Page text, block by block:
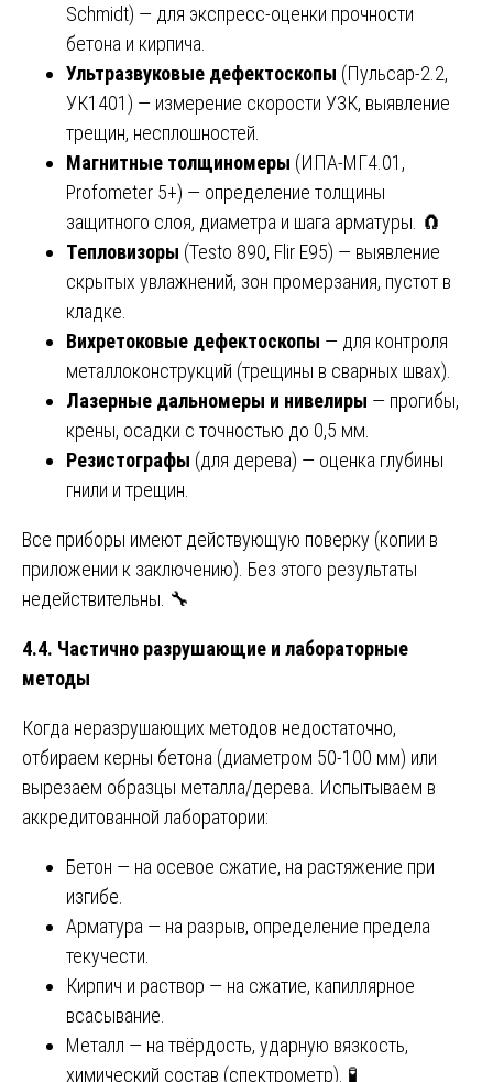
Schmidt) — для экспресс-оценки прочности
бетона и кирпича.
Ультразвуковые дефектоскопы (Пульсар-2.2,
УК1401) — измерение скорости УЗК, выявление
трещин, несплошностей.
Магнитные толщиномеры (ИПА-МГ4.01,
Profometer 5+) — определение толщины
защитного слоя, диаметра и шага арматуры. 🧲
Тепловизоры (Testo 890, Flir E95) — выявление
скрытых увлажнений, зон промерзания, пустот в
кладке.
Вихретоковые дефектоскопы — для контроля
металлоконструкций (трещины в сварных швах).
Лазерные дальномеры и нивелиры — прогибы,
крены, осадки с точностью до 0,5 мм.
Резистографы (для дерева) — оценка глубины
гнили и трещин.
Все приборы имеют действующую поверку (копии в
приложении к заключению). Без этого результаты
недействительны. 🔧
4.4. Частично разрушающие и лабораторные
методы
Когда неразрушающих методов недостаточно,
отбираем керны бетона (диаметром 50-100 мм) или
вырезаем образцы металла/дерева. Испытываем в
аккредитованной лаборатории:
Бетон — на осевое сжатие, на растяжение при
изгибе.
Арматура — на разрыв, определение предела
текучести.
Кирпич и раствор — на сжатие, капиллярное
всасывание.
Металл — на твёрдость, ударную вязкость,
химический состав (спектрометр). 🧪